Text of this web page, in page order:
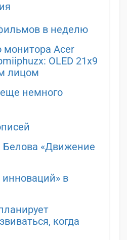
в неделю
монитора Acer
OLED 21х9
лицом
немного
Белова «Движение
инноваций» в
когда